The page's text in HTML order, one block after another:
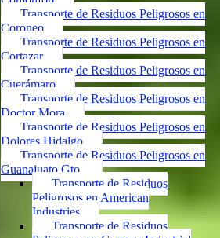
Transporte de Residuos Peligrosos en
Coroneo
Transporte de Residuos Peligrosos en
Cortazar
Transporte de Residuos Peligrosos en
Cuerámaro
Transporte de Residuos Peligrosos en
Doctor Mora
Transporte de Residuos Peligrosos en
Dolores Hidalgo
Transporte de Residuos Peligrosos en
Guanajuato Gto.
Transporte de Residuos
Peligrosos en American
Industries
Transporte de Residuos